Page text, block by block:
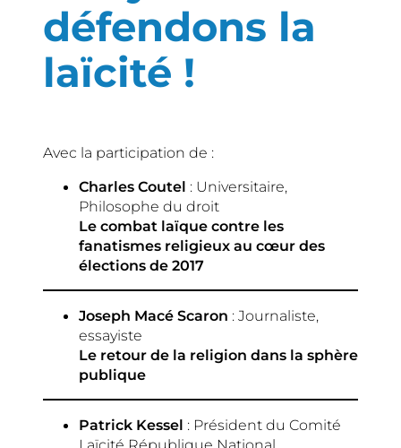
défendons la
laïcité !
Avec la participation de :
Charles Coutel : Universitaire,
Philosophe du droit
Le combat laïque contre les
fanatismes religieux au cœur des
élections de 2017
Joseph Macé Scaron : Journaliste,
essayiste
Le retour de la religion dans la sphère
publique
Patrick Kessel : Président du Comité